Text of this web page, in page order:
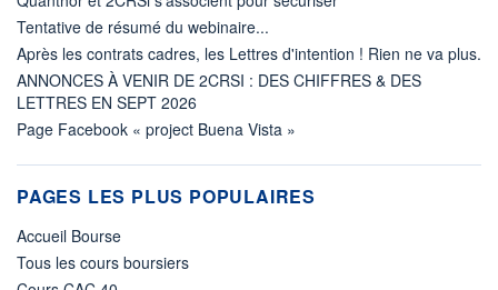
Tentative de résumé du webinaire...
Après les contrats cadres, les Lettres d'intention ! Rien ne va plus.
ANNONCES À VENIR DE 2CRSI : DES CHIFFRES & DES
LETTRES EN SEPT 2026
Page Facebook « project Buena Vista »
PAGES LES PLUS POPULAIRES
Accueil Bourse
Tous les cours boursiers